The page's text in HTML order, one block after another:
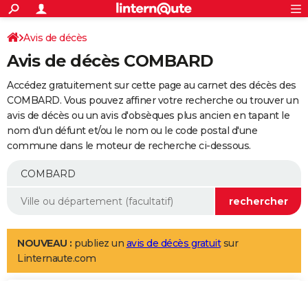
ACTUALITÉS
Politique
Société
Faits Divers
Education
Monde
Villes
+
SPORT
Coupe du monde 2026
Football
Tennis
Cyclisme
Rugby
Forum
Programme TV
TNT
Streaming
Cinéma
Sorties cinéma
Musique
+
FINANCE
Retraite
Epargne
Immobilier
Risques naturels par ville
Banque
Assurance
AUTO
Essais
Réserver un essai
Citadines
Berlines
SUV
Forum auto
+
Mobiles
Meilleur smartphone
Internet
Ordinateurs
Jeux vidéo
Guide high-tech
Aménagement intérieur
LIFESTYLE
Art de vivre
Bien-être
Loisirs
Mode
Modes de vie
Avis de décès
Avis de décès COMBARD
Accédez gratuitement sur cette page au carnet des décès des
COMBARD. Vous pouvez affiner votre recherche ou trouver un
avis de décès ou un avis d'obsèques plus ancien en tapant le
nom d'un défunt et/ou le nom ou le code postal d'une
commune dans le moteur de recherche ci-dessous.
NOUVEAU : publiez un avis de décès gratuitsur
Linternaute.com